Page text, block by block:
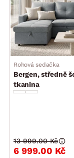
Rohová sedačka
Bergen, středně
tkanina
6 999.00 Kč
13 999.00 Kč